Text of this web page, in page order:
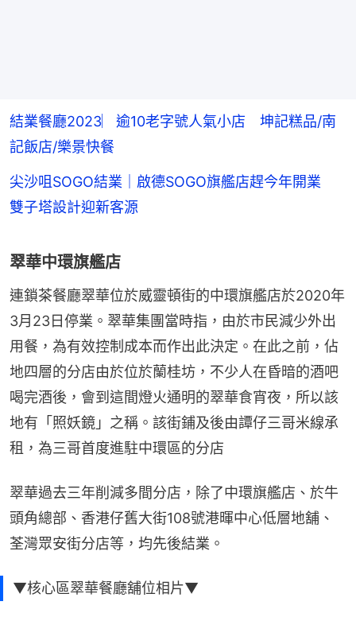
結業餐廳2023︳逾10老字號人氣小店 坤記糕品/南
記飯店/樂景快餐
尖沙咀SOGO結業｜啟德SOGO旗艦店趕今年開業
雙子塔設計迎新客源
翠華中環旗艦店
連鎖茶餐廳翠華位於威靈頓街的中環旗艦店於2020年
3月23日停業。翠華集團當時指，由於市民減少外出
用餐，為有效控制成本而作出此決定。在此之前，佔
地四層的分店由於位於蘭桂坊，不少人在昏暗的酒吧
喝完酒後，會到這間燈火通明的翠華食宵夜，所以該
地有「照妖鏡」之稱。該街鋪及後由譚仔三哥米線承
租，為三哥首度進駐中環區的分店
翠華過去三年削減多間分店，除了中環旗艦店、於牛
頭角總部、香港仔舊大街108號港暉中心低層地舖、
荃灣眾安街分店等，均先後結業。
▼核心區翠華餐廳舖位相片▼